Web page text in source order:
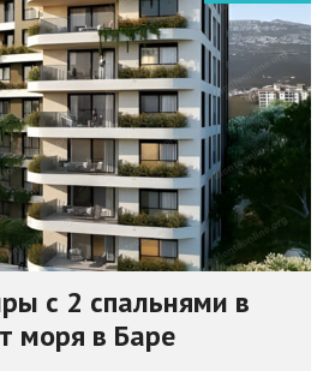
с 2 спальнями в
моря в Баре